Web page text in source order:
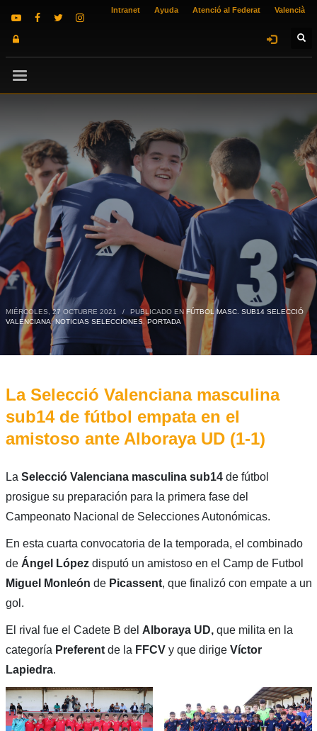
Intranet Ayuda Atenció al Federat Valencià
MIÉRCOLES, 27 OCTUBRE 2021 / PUBLICADO EN FÚTBOL MASC. SUB14 SELECCIÓ
VALENCIANA,NOTICIAS SELECCIONES,PORTADA
La Selecció Valenciana masculina
sub14 de fútbol empata en el
amistoso ante Alboraya UD (1-1)
La Selecció Valenciana masculina sub14de fútbol
prosigue su preparación para la primera fase del
Campeonato Nacional de Selecciones Autonómicas.
En esta cuarta convocatoria de la temporada, el combinado
de Ángel Lópezdisputó un amistoso en el Camp de Futbol
Miguel Monleón de Picassent, que finalizó con empate a un
gol.
El rival fue el Cadete B del Alboraya UD,que milita en la
categoría Preferentde la FFCVy que dirige Víctor
Lapiedra.